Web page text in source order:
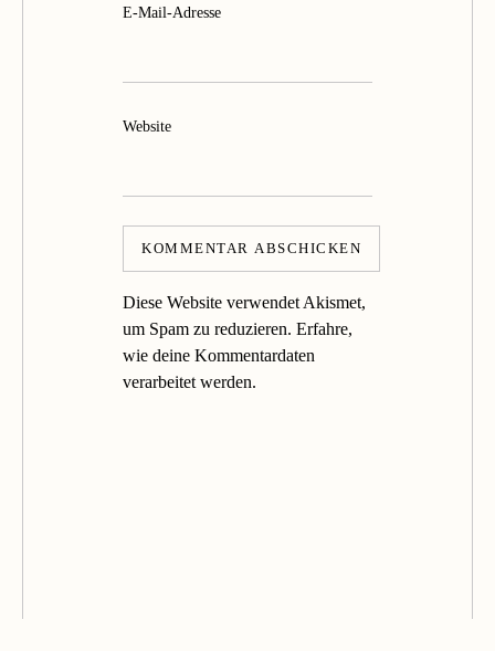
E-Mail-Adresse
Website
Diese Website verwendet Akismet,
um Spam zu reduzieren. Erfahre,
wie deine Kommentardaten
verarbeitet werden.